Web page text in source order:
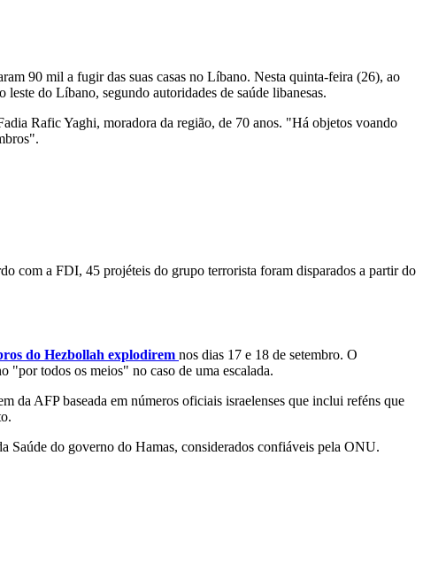
90 mil a fugir das suas casas no Líbano. Nesta quinta-feira (26), ao
do Líbano, segundo autoridades de saúde libanesas.
Rafic Yaghi, moradora da região, de 70 anos. "Há objetos voando
com a FDI, 45 projéteis do grupo terrorista foram disparados a partir do
do Hezbollah explodirem nos dias 17 e 18 de setembro. O
todos os meios" no caso de uma escalada.
da AFP baseada em números oficiais israelenses que inclui reféns que
Saúde do governo do Hamas, considerados confiáveis pela ONU.